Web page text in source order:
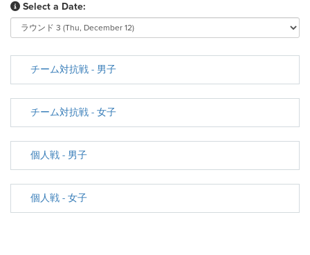
Select a Date:
チーム対抗戦 - 男子
チーム対抗戦 - 女子
個人戦 - 男子
個人戦 - 女子